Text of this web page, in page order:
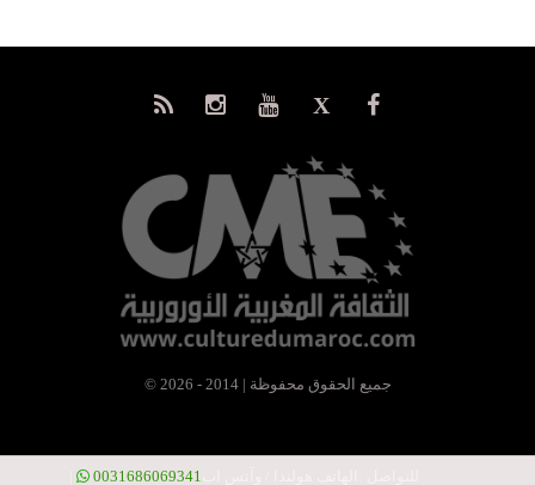
© جميع الحقوق محفوظة | 2014 - 2026
0031686069341